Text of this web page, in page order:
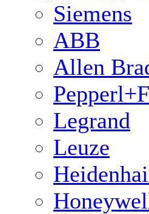
Siemens
ABB
Allen
Legrand
Leuze